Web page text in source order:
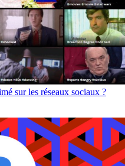
sur les réseaux sociaux ?